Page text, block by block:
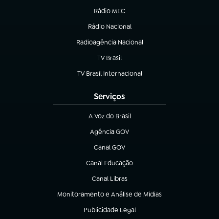
Rádio MEC
(abre em nova aba)
Rádio Nacional
Radioagência Nacional
(abre em nova aba)
TV Brasil
(abre em nova aba)
TV Brasil Internacional
(abre em nova aba)
Serviços
A Voz do Brasil
(abre em nova aba)
Agência GOV
(abre em nova aba)
Canal GOV
(abre em nova aba)
Canal Educação
(abre em nova aba)
Canal Libras
(abre em nova aba)
Monitoramento e Análise de Mídias
(abre em nova aba)
Publicidade Legal
(abre em nova aba)